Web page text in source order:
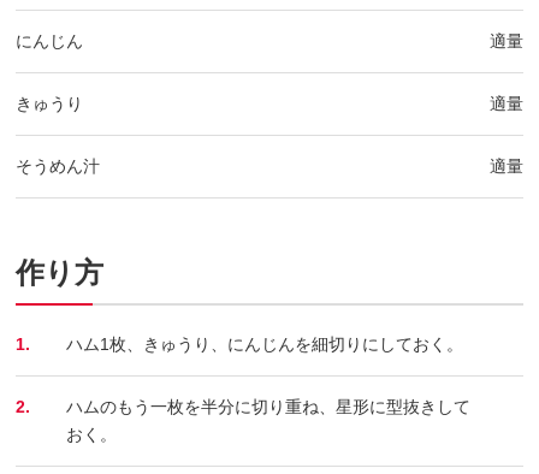
にんじん 適量
きゅうり 適量
そうめん汁 適量
作り方
1. ハム1枚、きゅうり、にんじんを細切りにしておく。
2.
ハムのもう一枚を半分に切り重ね、星形に型抜きして
おく。